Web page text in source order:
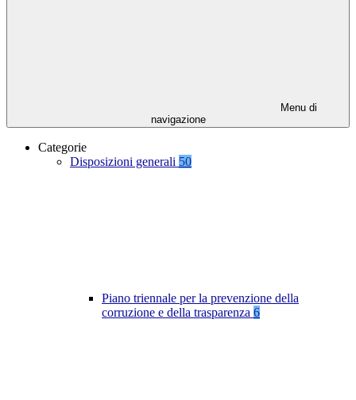
Menu di
navigazione
Categorie
Disposizioni generali 50
Piano triennale per la prevenzione della
corruzione e della trasparenza 6